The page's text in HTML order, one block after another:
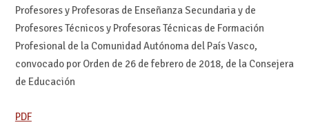
Profesores y Profesoras de Enseñanza Secundaria y de
Profesores Técnicos y Profesoras Técnicas de Formación
Profesional de la Comunidad Autónoma del País Vasco,
convocado por Orden de 26 de febrero de 2018, de la Consejera
de Educación
PDF